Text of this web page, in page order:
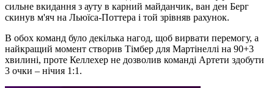
сильне вкидання з ауту в карний майданчик, ван ден Берг
скинув м'яч на Льюїса-Поттера і той зрівняв рахунок.
В обох команд було декілька нагод, щоб вирвати перемогу, а
найкращий момент створив Тімбер для Мартінеллі на 90+3
хвилині, проте Келлехер не дозволив команді Артети здобути
3 очки – нічия 1:1.